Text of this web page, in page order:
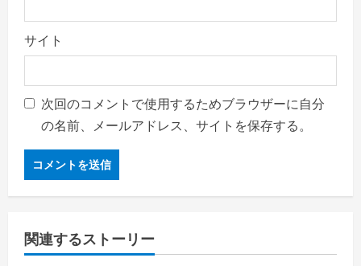
サイト
次回のコメントで使用するためブラウザーに自分
の名前、メールアドレス、サイトを保存する。
関連するストーリー